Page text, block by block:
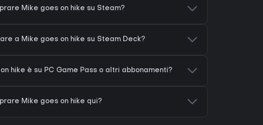
Mike goes on hike su Steam?
a Mike goes on hike su Steam Deck?
hike è su PC Game Pass o altri abbonamenti?
Mike goes on hike qui?